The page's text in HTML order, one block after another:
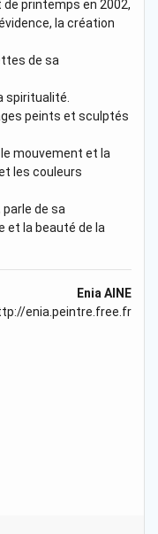
de printemps en 2002,
la création
de sa
spiritualité.
peints et sculptés
mouvement et la
les couleurs
parle de sa
et la beauté de la
Enia AINE
enia.peintre.free.fr